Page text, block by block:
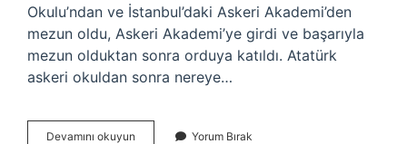
Okulu’ndan ve İstanbul’daki Askeri Akademi’den
mezun oldu, Askeri Akademi’ye girdi ve başarıyla
mezun olduktan sonra orduya katıldı. Atatürk
askeri okuldan sonra nereye…
Devamını okuyun Yorum Bırak